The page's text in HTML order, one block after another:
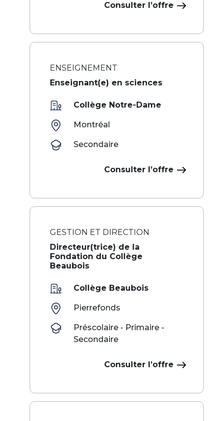
Consulter l’offre
ENSEIGNEMENT
Enseignant(e) en sciences
Collège Notre-Dame
Montréal
Secondaire
Consulter l’offre
GESTION ET DIRECTION
Directeur(trice) de la
Fondation du Collège
Beaubois
Collège Beaubois
Pierrefonds
Préscolaire - Primaire -
Secondaire
Consulter l’offre